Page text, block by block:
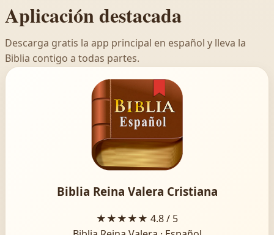
Aplicación destacada
Descarga gratis la app principal en español y lleva la
Biblia contigo a todas partes.
Biblia Reina Valera Cristiana
★★★★★ 4.8 / 5